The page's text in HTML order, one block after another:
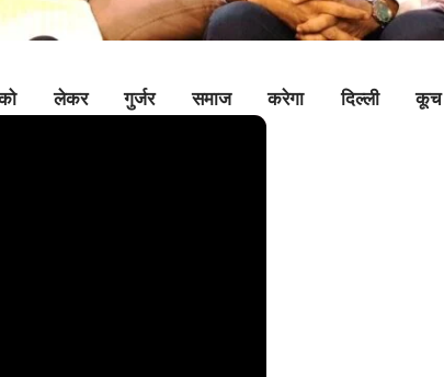
लेकर गुर्जर समाज करेगा दिल्ली कूच